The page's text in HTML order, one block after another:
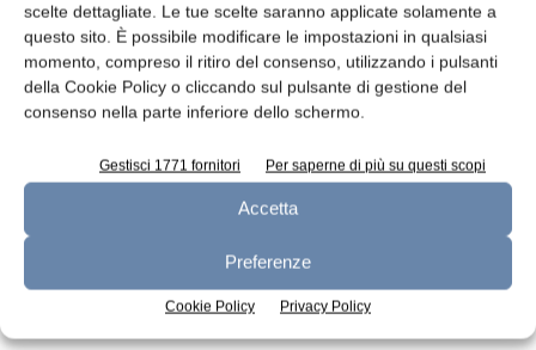
scelte dettagliate. Le tue scelte saranno applicate solamente a
questo sito. È possibile modificare le impostazioni in qualsiasi
momento, compreso il ritiro del consenso, utilizzando i pulsanti
della Cookie Policy o cliccando sul pulsante di gestione del
consenso nella parte inferiore dello schermo.
Gestisci 1771 fornitori Per saperne di più su questi scopi
Accetta
Preferenze
Cookie Policy Privacy Policy
n.7 - Luglio 2026 n.6 - Giugno 2026